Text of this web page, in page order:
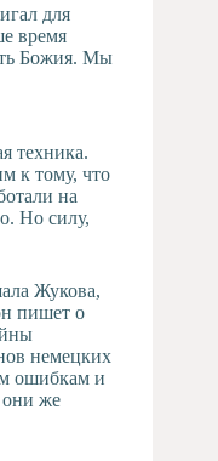
для
время
Божия. Мы
техника.
к тому, что
на
Но силу,
Жукова,
пишет о
немецких
ошибкам и
они же